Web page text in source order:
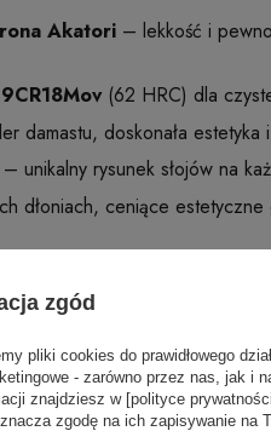
Akatori – lekkość i
9CR18Mov(62 HRC) dla
damastu, doskonała estetyka
– unikalny rysunek słojów na
dłoniach, ceniące estetyczne
zgód
pliki cookies do prawidłowego
- zarówno przez nas, jak i
znajdziesz w [polityce
zgodę na ich zapisywanie na